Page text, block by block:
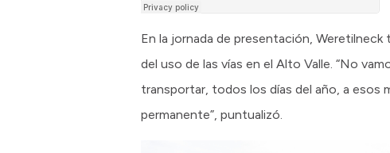
En la jornada de presentación,
del uso de las vías en el Alto Valle. “No
transportar, todos los días del año, a esos
permanente”, puntualizó.